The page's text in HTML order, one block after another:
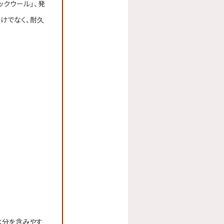
ウール」、発
でなく、耐久
を含みやす